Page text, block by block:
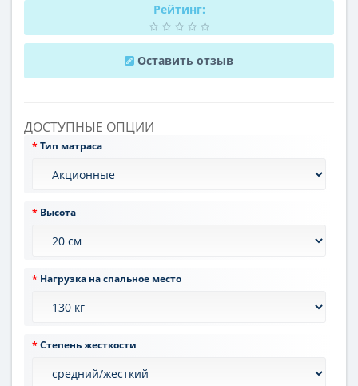
Рейтинг:
Оставить отзыв
ДОСТУПНЫЕ ОПЦИИ
Тип матраса
Высота
Нагрузка на спальное место
Степень жесткости